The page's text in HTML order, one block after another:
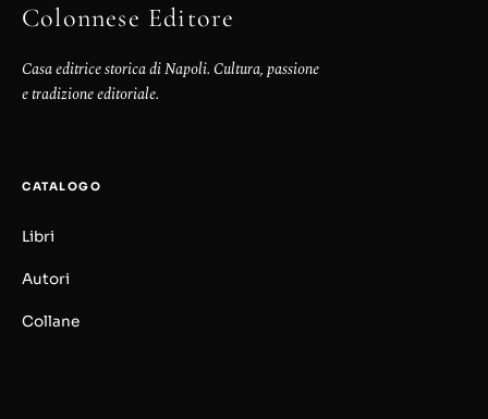
Colonnese Editore
Casa editrice storica di Napoli. Cultura, passione
e tradizione editoriale.
CATALOGO
Libri
Autori
Collane